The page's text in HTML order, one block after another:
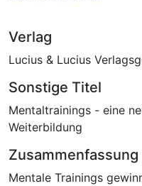
Verlag
Lucius & Lucius
Sonstige Titel
Mentaltrainings - eine
Weiterbildung
Zusammenfassung
Mentale Trainings